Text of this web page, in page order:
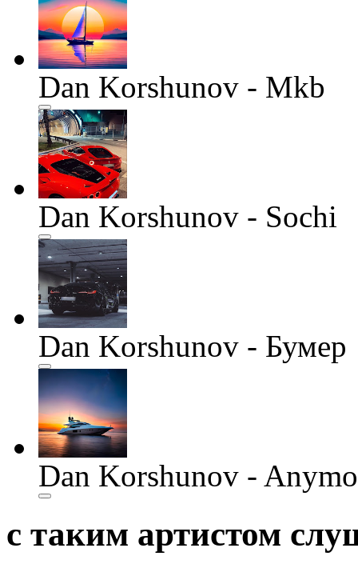
Dan Korshunov - Mkb
Dan Korshunov - Sochi
Dan Korshunov - Бумер
Dan Korshunov -
с таким артистом